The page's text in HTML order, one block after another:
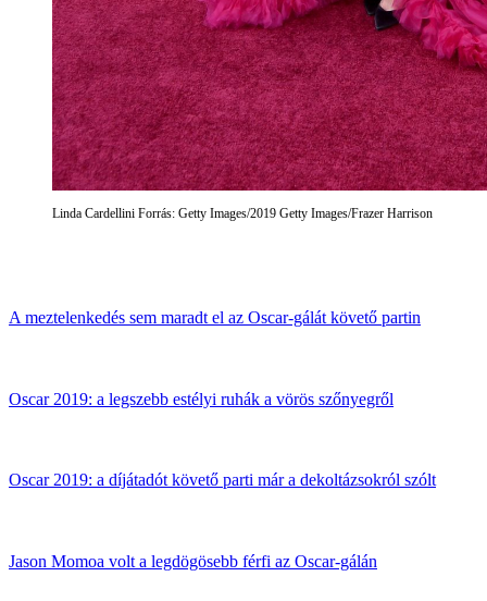
Linda Cardellini Forrás: Getty Images/2019 Getty Images/Frazer Harrison
A meztelenkedés sem maradt el az Oscar-gálát követő partin
Oscar 2019: a legszebb estélyi ruhák a vörös szőnyegről
Oscar 2019: a díjátadót követő parti már a dekoltázsokról szólt
Jason Momoa volt a legdögösebb férfi az Oscar-gálán